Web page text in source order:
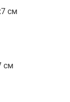
см